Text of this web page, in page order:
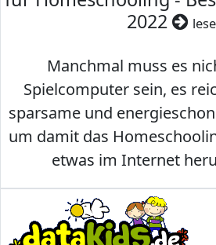
2022
Manchmal muss es
Spielcomputer sein, es
sparsame und
um damit das
etwas im Internet